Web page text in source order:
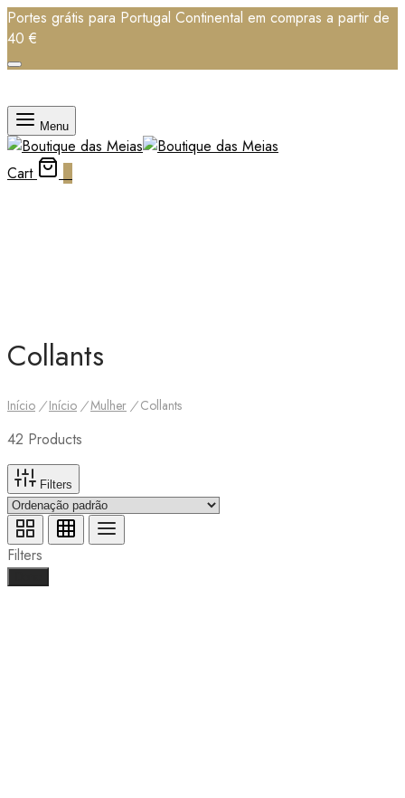
Portes grátis para Portugal Continental em compras a partir de
40 €
Menu
Cart
Collants
Início / Início / Mulher /Collants
42 Products
Filters
Filters